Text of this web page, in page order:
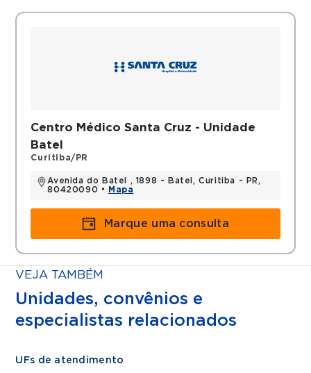
Centro Médico Santa Cruz - Unidade
Batel
Curitiba/PR
Avenida do Batel , 1898 - Batel, Curitiba - PR,
80420090 •
Mapa
Marque uma consulta
VEJA TAMBÉM
Unidades, convênios e
especialistas relacionados
UFs de atendimento